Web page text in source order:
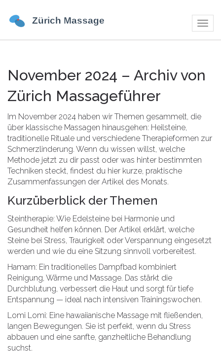
November 2024 – Archiv von
Zürich Massageführer
Im November 2024 haben wir Themen gesammelt, die
über klassische Massagen hinausgehen: Heilsteine,
traditionelle Rituale und verschiedene Therapieformen zur
Schmerzlinderung. Wenn du wissen willst, welche
Methode jetzt zu dir passt oder was hinter bestimmten
Techniken steckt, findest du hier kurze, praktische
Zusammenfassungen der Artikel des Monats.
Kurzüberblick der Themen
Steintherapie: Wie Edelsteine bei Harmonie und
Gesundheit helfen können. Der Artikel erklärt, welche
Steine bei Stress, Traurigkeit oder Verspannung eingesetzt
werden und wie du eine Sitzung sinnvoll vorbereitest.
Hamam: Ein traditionelles Dampfbad kombiniert
Reinigung, Wärme und Massage. Das stärkt die
Durchblutung, verbessert die Haut und sorgt für tiefe
Entspannung — ideal nach intensiven Trainingswochen.
Lomi Lomi: Eine hawaiianische Massage mit fließenden,
langen Bewegungen. Sie ist perfekt, wenn du Stress
abbauen und eine sanfte, ganzheitliche Behandlung
suchst.